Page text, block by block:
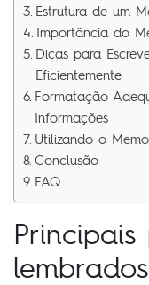
Estrutura de um
Importância do
Dicas para
Eficientemente
Formatação
Informações
Utilizando o
Conclusão
FAQ